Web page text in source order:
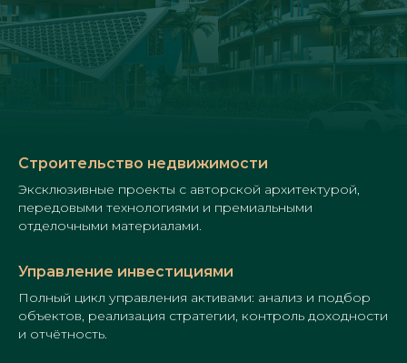
Строительство недвижимости
Эксклюзивные проекты с авторской архитектурой,
передовыми технологиями и премиальными
отделочными материалами.
Управление инвестициями
Полный цикл управления активами: анализ и подбор
объектов, реализация стратегии, контроль доходности
и отчётность.